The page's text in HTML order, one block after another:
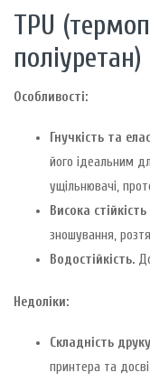
TPU
поліуретан)
Особливості:
Гнучкість та
його ідеальним
ущільнювачі,
Висока
зношування,
Водостійкість.
Недоліки:
Складність
принтера та